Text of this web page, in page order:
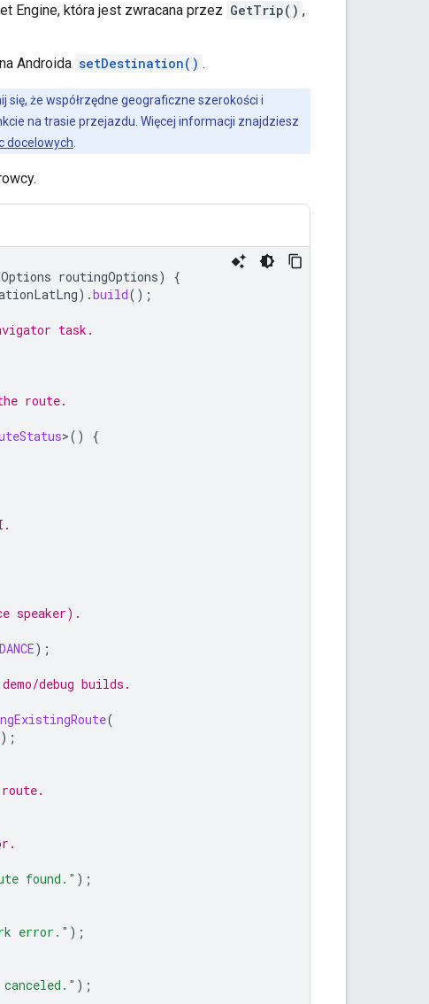
Engine, która jest zwracana przez GetTrip() ,
Androida setDestination() .
się, że współrzędne geograficzne szerokości i
na trasie przejazdu. Więcej informacji znajdziesz
docelowych
routingOptions)
{
).build();
task.
route.
>()
{
speaker).
);
debug builds.
(
found." );
error." );
);